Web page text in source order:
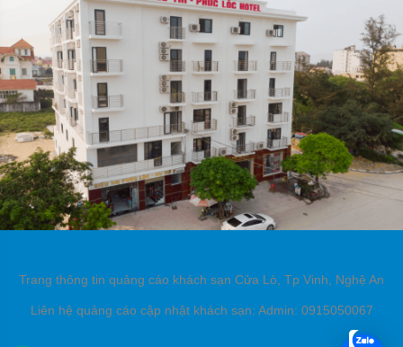
Trang thông tin quảng cáo khách sạn Cửa Lò, Tp Vinh, Nghệ An
Liên hệ quảng cáo cập nhật khách sạn: Admin: 0915050067